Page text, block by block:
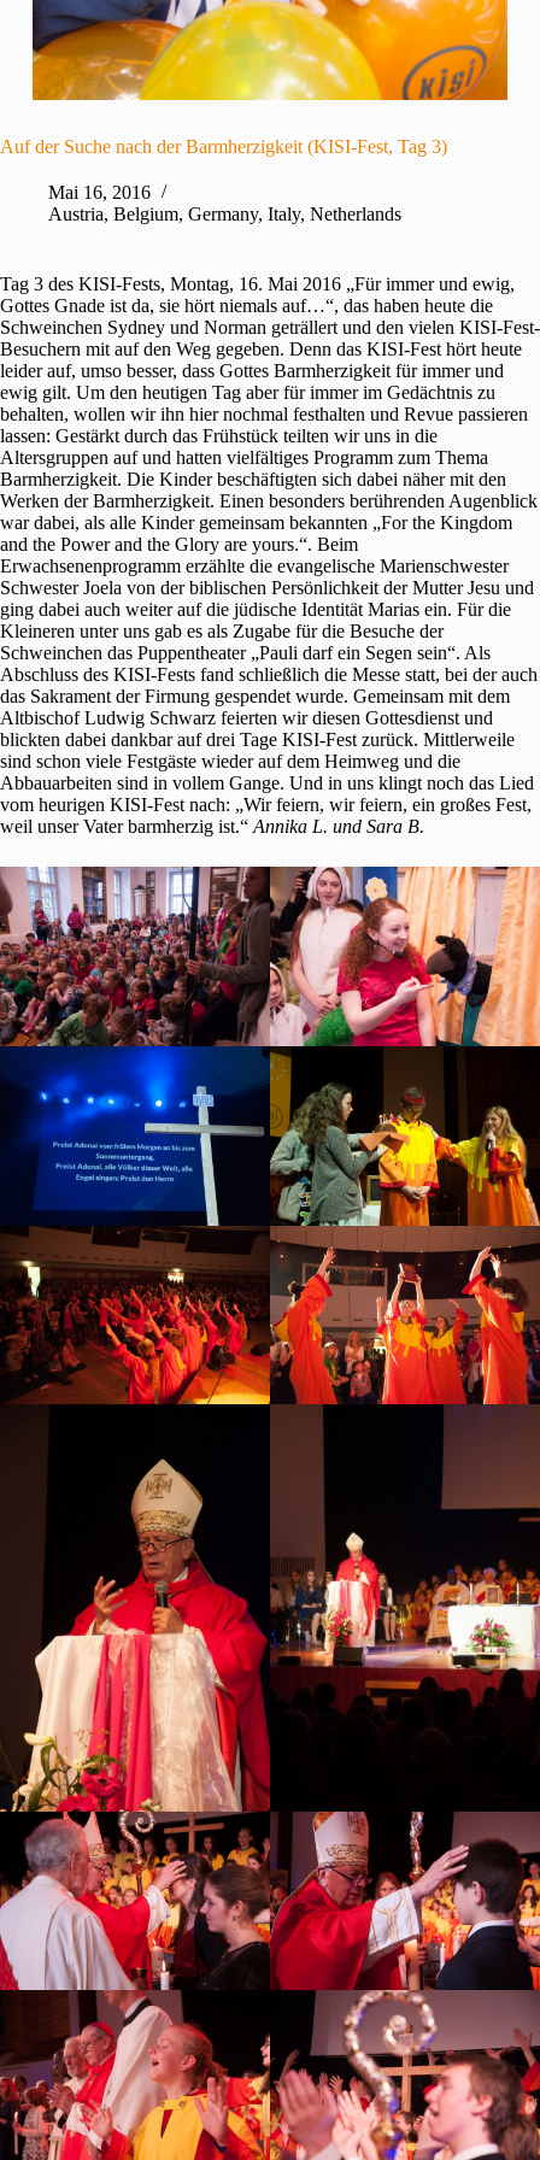
Auf der Suche nach der Barmherzigkeit (KISI-Fest, Tag 3)
Mai 16, 2016
Austria,Belgium,Germany,Italy,Netherlands
Tag 3 des KISI-Fests, Montag, 16. Mai 2016 „Für immer und ewig,
Gottes Gnade ist da, sie hört niemals auf…“, das haben heute die
Schweinchen Sydney und Norman geträllert und den vielen KISI-Fest-
Besuchern mit auf den Weg gegeben. Denn das KISI-Fest hört heute
leider auf, umso besser, dass Gottes Barmherzigkeit für immer und
ewig gilt. Um den heutigen Tag aber für immer im Gedächtnis zu
behalten, wollen wir ihn hier nochmal festhalten und Revue passieren
lassen: Gestärkt durch das Frühstück teilten wir uns in die
Altersgruppen auf und hatten vielfältiges Programm zum Thema
Barmherzigkeit. Die Kinder beschäftigten sich dabei näher mit den
Werken der Barmherzigkeit. Einen besonders berührenden Augenblick
war dabei, als alle Kinder gemeinsam bekannten „For the Kingdom
and the Power and the Glory are yours.“. Beim
Erwachsenenprogramm erzählte die evangelische Marienschwester
Schwester Joela von der biblischen Persönlichkeit der Mutter Jesu und
ging dabei auch weiter auf die jüdische Identität Marias ein. Für die
Kleineren unter uns gab es als Zugabe für die Besuche der
Schweinchen das Puppentheater „Pauli darf ein Segen sein“. Als
Abschluss des KISI-Fests fand schließlich die Messe statt, bei der auch
das Sakrament der Firmung gespendet wurde. Gemeinsam mit dem
Altbischof Ludwig Schwarz feierten wir diesen Gottesdienst und
blickten dabei dankbar auf drei Tage KISI-Fest zurück. Mittlerweile
sind schon viele Festgäste wieder auf dem Heimweg und die
Abbauarbeiten sind in vollem Gange. Und in uns klingt noch das Lied
vom heurigen KISI-Fest nach: „Wir feiern, wir feiern, ein großes Fest,
weil unser Vater barmherzig ist.“Annika L. und Sara B.